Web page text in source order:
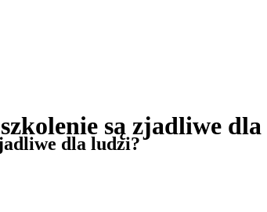
są zjadliwe
dla ludzi?